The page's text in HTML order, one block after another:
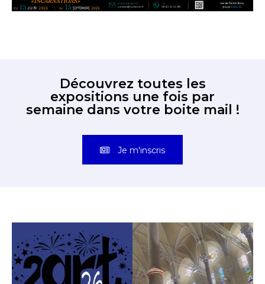
Découvrez toutes les
expositions une fois par
semaine dans votre boite mail !
Je m'inscris